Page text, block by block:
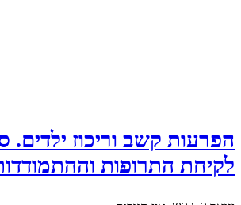
הפרעות קשב וריכוז ילדים.
לקיחת התרופות